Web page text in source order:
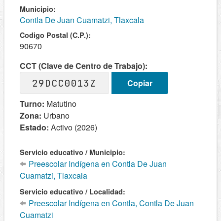
Municipio:
Contla De Juan Cuamatzi, Tlaxcala
Codigo Postal (C.P.):
90670
CCT (Clave de Centro de Trabajo):
29DCC0013Z
Copiar
Turno: Matutino
Zona: Urbano
Estado: Activo (2026)
Servicio educativo / Municipio:
Preescolar Indígena en Contla De Juan
Cuamatzi, Tlaxcala
Servicio educativo / Localidad:
Preescolar Indígena en Contla, Contla De Juan
Cuamatzi